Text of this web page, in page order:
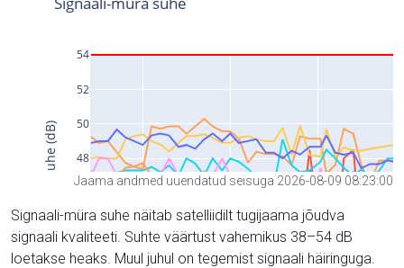
Jaama andmed uuendatud seisuga 2026-08-09 08:23:00
Signaali-müra suhe näitab satelliidilt tugijaama jõudva
signaali kvaliteeti. Suhte väärtust vahemikus 38–54 dB
loetakse heaks. Muul juhul on tegemist signaali häiringuga.